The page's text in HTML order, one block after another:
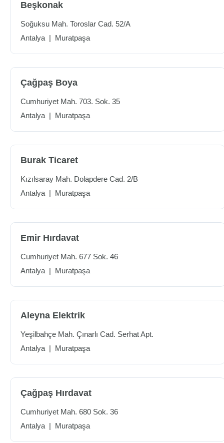
Beşkonak
Soğuksu Mah. Toroslar Cad. 52/A
Antalya | Muratpaşa
Çağpaş Boya
Cumhuriyet Mah. 703. Sok. 35
Antalya | Muratpaşa
Burak Ticaret
Kızılsaray Mah. Dolapdere Cad. 2/B
Antalya | Muratpaşa
Emir Hırdavat
Cumhuriyet Mah. 677 Sok. 46
Antalya | Muratpaşa
Aleyna Elektrik
Yeşilbahçe Mah. Çınarlı Cad. Serhat Apt.
Antalya | Muratpaşa
Çağpaş Hırdavat
Cumhuriyet Mah. 680 Sok. 36
Antalya | Muratpaşa